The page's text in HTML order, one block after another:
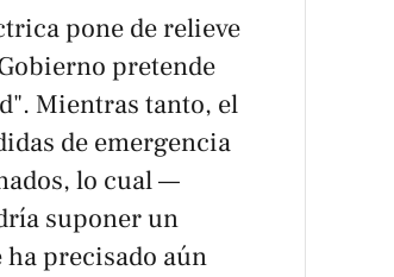
pone de relieve
pretende
Mientras tanto, el
de emergencia
lo cual —
suponer un
ha precisado aún